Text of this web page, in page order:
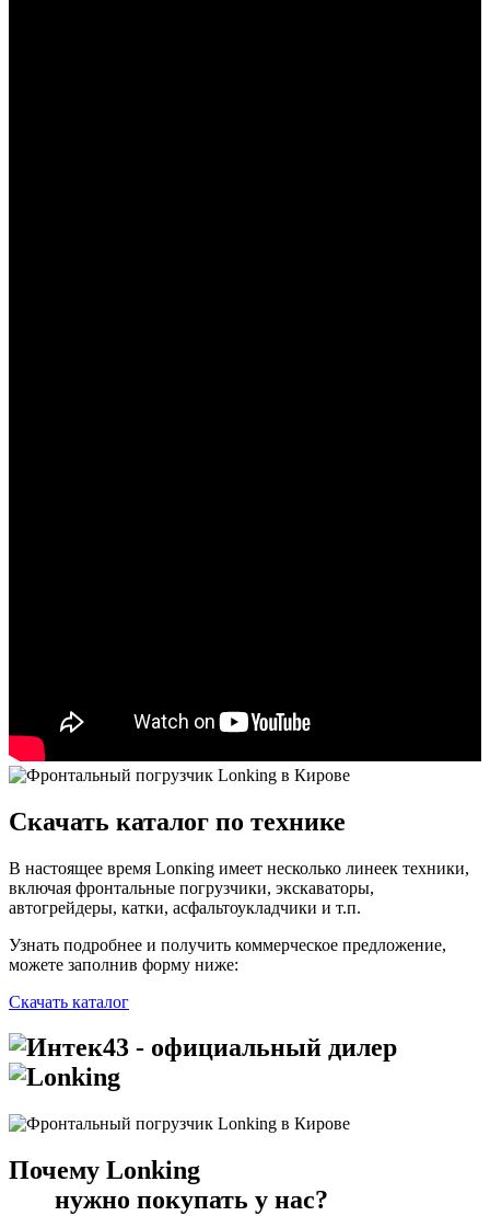
Скачать каталог по технике
В настоящее время Lonкing имеет несколько линеек техники,
включая фронтальные погрузчики, экскаваторы,
автогрейдеры, катки, асфальтоукладчики и т.п.
Узнать подробнее и получить коммерческое предложение,
можете заполнив форму ниже:
Скачать каталог
- официальный дилер
Почему Lonking
нужно покупать у нас?